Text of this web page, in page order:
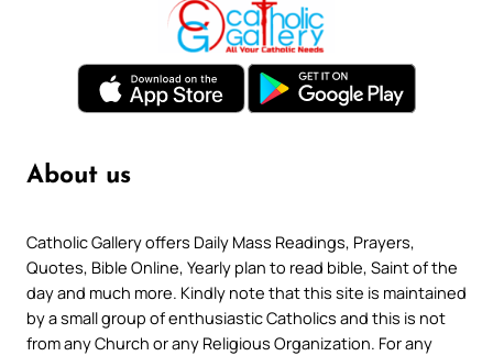
About us
Catholic Gallery offers Daily Mass Readings, Prayers,
Quotes, Bible Online, Yearly plan to read bible, Saint of the
day and much more. Kindly note that this site is maintained
by a small group of enthusiastic Catholics and this is not
from any Church or any Religious Organization. For any